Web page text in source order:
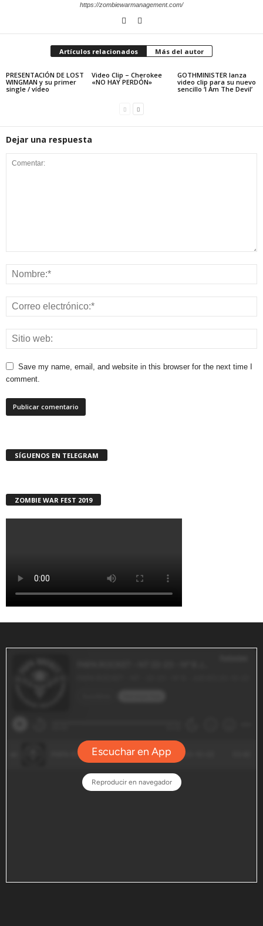
https://zombiewarmanagement.com/
Artículos relacionados Más del autor
PRESENTACIÓN DE LOST
WINGMAN y su primer
single / vídeo
Video Clip – Cherokee
«NO HAY PERDÓN»
GOTHMINISTER lanza
video clip para su nuevo
sencillo ‘I Am The Devil’
Dejar una respuesta
Save my name, email, and website in this browser for the next time I
comment.
SÍGUENOS EN TELEGRAM
ZOMBIE WAR FEST 2019